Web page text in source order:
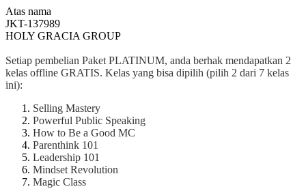
Atas nama
JKT-137989
HOLY GRACIA GROUP
Setiap pembelian Paket PLATINUM, anda berhak mendapatkan 2
kelas offline GRATIS. Kelas yang bisa dipilih (pilih 2 dari 7 kelas
ini):
Selling Mastery
Powerful Public Speaking
How to Be a Good MC
Parenthink 101
Leadership 101
Mindset Revolution
Magic Class